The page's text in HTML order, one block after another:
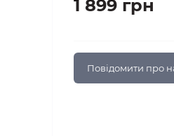
1 899 грн
Повідомити про